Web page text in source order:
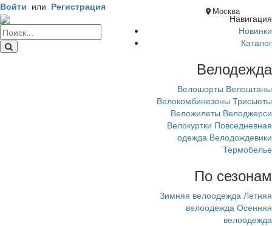
Москва
Войти или Регистрация
Навигация
Новинки
Каталог
Велодежда
Велошорты Велоштаны
Велокомбинезоны Трисьюты
Веложилеты Велоджерси
Велокуртки Повседневная
одежда Велодождевики
Термобелье
По сезонам
Зимняя велоодежда Летняя
велоодежда Осенняя
велоодежда